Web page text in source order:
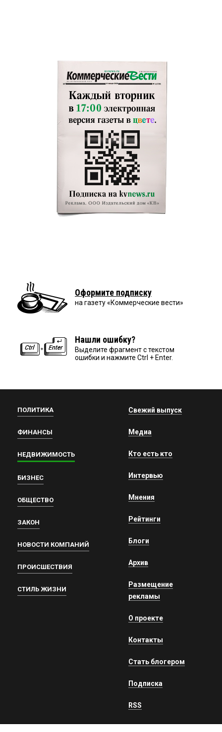
Оформите подписку
на газету «Коммерческие вести»
Нашли ошибку?
Выделите фрагмент с текстом
ошибки и нажмите Ctrl + Enter.
ПОЛИТИКА
ФИНАНСЫ
НЕДВИЖИМОСТЬ
БИЗНЕС
ОБЩЕСТВО
ЗАКОН
НОВОСТИ КОМПАНИЙ
ПРОИСШЕСТВИЯ
СТИЛЬ ЖИЗНИ
Свежий выпуск
Медиа
Кто есть кто
Интервью
Мнения
Рейтинги
Блоги
Архив
Размещение
рекламы
О проекте
Контакты
Стать блогером
Подписка
RSS